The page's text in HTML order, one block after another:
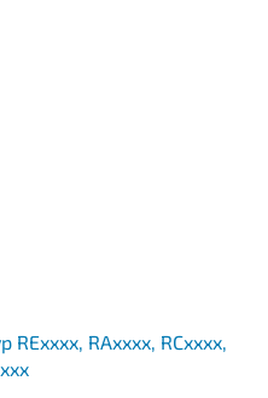
RExxxx, RAxxxx, RCxxxx,